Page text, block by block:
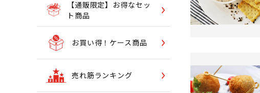
【通販限定】お得なセッ
ト商品
お買い得！ケース商品
売れ筋ランキング